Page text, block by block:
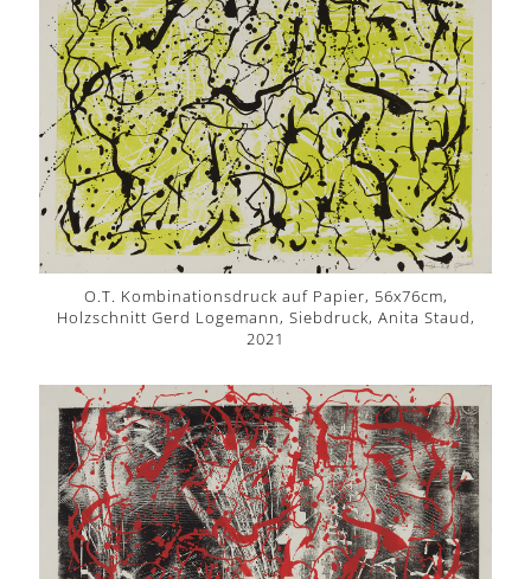
O.T. Kombinationsdruck auf Papier, 56x76cm,
Holzschnitt Gerd Logemann, Siebdruck, Anita Staud,
2021